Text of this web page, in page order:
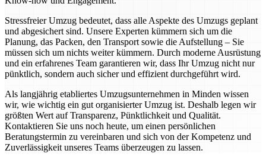
Stressfreier Umzug bedeutet, dass alle Aspekte des Umzugs geplant
und abgesichert sind. Unsere Experten kümmern sich um die
Planung, das Packen, den Transport sowie die Aufstellung – Sie
müssen sich um nichts weiter kümmern. Durch moderne Ausrüstung
und ein erfahrenes Team garantieren wir, dass Ihr Umzug nicht nur
pünktlich, sondern auch sicher und effizient durchgeführt wird.
Als langjährig etabliertes Umzugsunternehmen in Minden wissen
wir, wie wichtig ein gut organisierter Umzug ist. Deshalb legen wir
größten Wert auf Transparenz, Pünktlichkeit und Qualität.
Kontaktieren Sie uns noch heute, um einen persönlichen
Beratungstermin zu vereinbaren und sich von der Kompetenz und
Zuverlässigkeit unseres Teams überzeugen zu lassen.